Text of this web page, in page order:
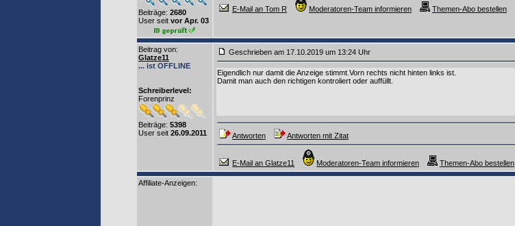
Beiträge: 2680
User seit vor Apr. 03
E-Mail an Tom R Moderatoren-Team informieren Themen-Abo bestellen
Beitrag von:
Glatze11
... ist OFFLINE
Schreiberlevel:
Forenprinz
Beiträge: 5398
User seit 26.09.2011
Geschrieben am 17.10.2019 um 13:24 Uhr
Eigendlich nur damit die Anzeige stimmt.Vorn rechts nicht hinten links ist.
Damit man auch den richtigen kontroliert oder auffüllt.
Antworten Antworten mit Zitat
E-Mail an Glatze11 Moderatoren-Team informieren Themen-Abo bestellen
Affiliate-Anzeigen: